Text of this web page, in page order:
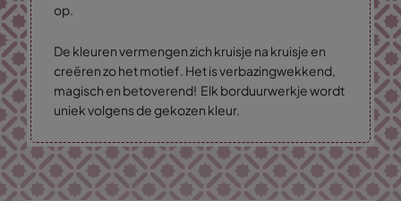
op.
De kleuren vermengen zich kruisje na kruisje en
creëren zo het motief. Het is verbazingwekkend,
magisch en betoverend! Elk borduurwerkje wordt
uniek volgens de gekozen kleur.